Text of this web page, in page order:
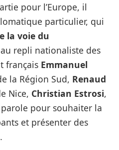
pour l’Europe, il
particulier, qui
la voie du
repli nationaliste des
français Emmanuel
la Région Sud, Renaud
Nice, Christian Estrosi,
pour souhaiter la
et présenter des